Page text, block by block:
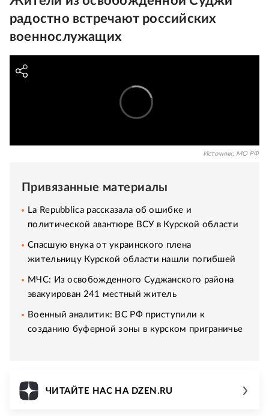
радостно встречают российских
военнослужащих
Источник: МО РФ
Привязанные материалы
La Repubblica рассказала об ошибке и
политической авантюре ВСУ в Курской области
Спасшую внука от украинского плена
жительницу Курской области нашли погибшей
МЧС: Из освобожденного Суджанского района
эвакуирован 241 местный житель
Военный аналитик: ВС РФ приступили к
созданию буферной зоны в курском приграничье
ЧИТАЙТЕ НАС НА DZEN.RU